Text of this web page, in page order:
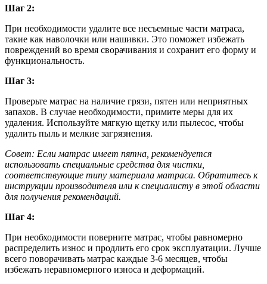
Шаг 2:
При необходимости удалите все несъемные части матраса,
такие как наволочки или нашивки. Это поможет избежать
повреждений во время сворачивания и сохранит его форму и
функциональность.
Шаг 3:
Проверьте матрас на наличие грязи, пятен или неприятных
запахов. В случае необходимости, примите меры для их
удаления. Используйте мягкую щетку или пылесос, чтобы
удалить пыль и мелкие загрязнения.
Совет: Если матрас имеет пятна, рекомендуется
использовать специальные средства для чистки,
соответствующие типу материала матраса. Обратитесь к
инструкции производителя или к специалисту в этой области
для получения рекомендаций.
Шаг 4:
При необходимости поверните матрас, чтобы равномерно
распределить износ и продлить его срок эксплуатации. Лучше
всего поворачивать матрас каждые 3-6 месяцев, чтобы
избежать неравномерного износа и деформаций.